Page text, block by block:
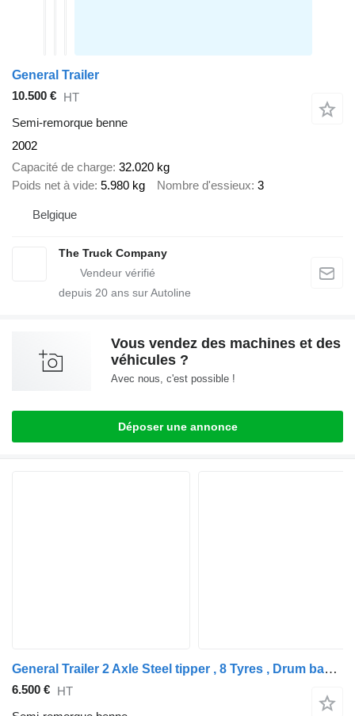
General Trailer
10.500 € HT
Semi-remorque benne
2002
Capacité de charge 32.020 kg
Poids net à vide 5.980 kg Nombre d'essieux 3
Belgique
The Truck Company
depuis 20 ans sur Autoline
Vous vendez des machines et des
véhicules ?
Avec nous, c'est possible !
Déposer une annonce
General Trailer 2 Axle Steel tipper , 8 Tyres , Drum bakes
6.500 € HT